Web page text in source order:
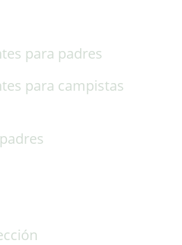
para padres
para campistas